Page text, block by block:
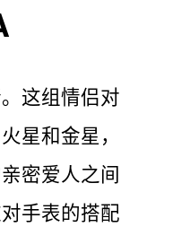
这组情侣对
星和金星，
密爱人之间
手表的搭配